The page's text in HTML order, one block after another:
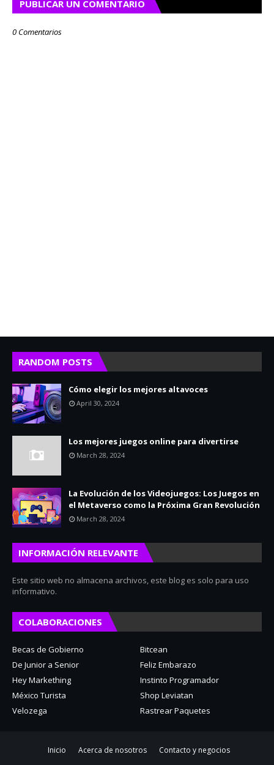
PUBLICAR UN COMENTARIO
0 Comentarios
RANDOM POSTS
Cómo elegir los mejores altavoces
April 30, 2024
Los mejores juegos online para divertirse
March 28, 2024
La Evolución de los Videojuegos: Los Juegos en
el Metaverso como la Próxima Gran Revolución
March 28, 2024
INFORMACIÓN RELEVANTE
Este sitio web no almacena archivos, este blog es solo para uso
informativo.
COLABORACIONES
Becas de Gobierno
Bitcean
De Junior a Senior
Feliz Embarazo
Hey Markething
Instinto Programador
México Turista
Shop Leviatan
Velozega
Rastrear Paquetes
Inicio Acerca de nosotros
Contacto y negocios